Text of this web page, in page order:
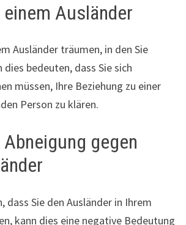
Ausländer
Ausländer träumen, in den Sie
bedeuten, dass Sie sich
müssen, Ihre Beziehung zu einer
Person zu klären.
gegen
dass Sie den Ausländer in Ihrem
kann dies eine negative Bedeutung